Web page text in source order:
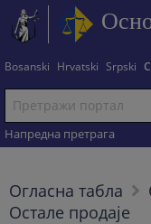
Bosanski Hrvatski Srpski
Напредна претрага
Огласна табла
Остале продаје